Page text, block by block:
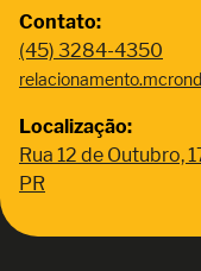
Contato:
(45) 3284-4350
Localização:
Rua 12 de Outubro,
PR